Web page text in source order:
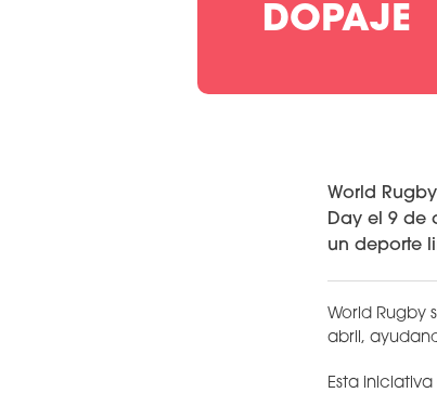
DOPAJE
World
Day el 9 de
un deporte
World Rugby
abril,
Esta